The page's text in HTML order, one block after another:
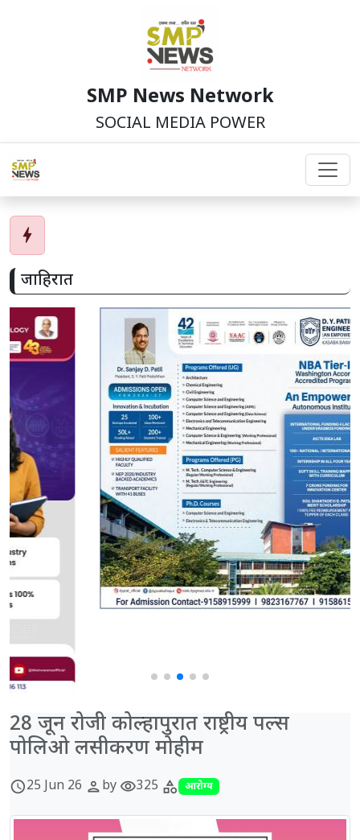
SMP News Network
SOCIAL MEDIA POWER
bolt
जाहिरात
28 जून रोजी कोल्हापुरात राष्ट्रीय पल्स
पोलिओ लसीकरण मोहीम
schedule25 Jun 26 personby visibility325 category आरोग्य